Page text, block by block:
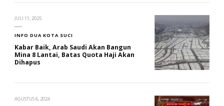
JULI 11, 2025
INFO DUA KOTA SUCI
Kabar Baik, Arab Saudi Akan Bangun
Mina 8 Lantai, Batas Quota Haji Akan
Dihapus
AGUSTUS 6, 2024